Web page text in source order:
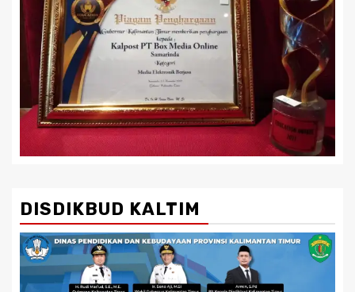
DISDIKBUD KALTIM